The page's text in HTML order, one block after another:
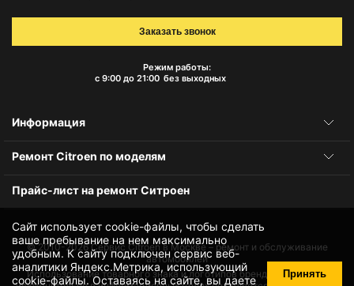
Сайт использует cookie-файлы, чтобы сделать
ваше пребывание на нем максимально
удобным. К cайту подключен сервис веб-
аналитики Яндекс.Метрика, использующий
cookie-файлы. Оставаясь на сайте, вы даете Принять
Режим работы:
с 9:00 до 21:00 без выходных
Заказать звонок
Информация
Ремонт Citroen по моделям
Прайс-лист на ремонт Ситроен
© 2010-2026Сервис Citroen в Москве – ремонт и обслуживание
автомобилей
Использование товарного знака и логотипов бренда происходит